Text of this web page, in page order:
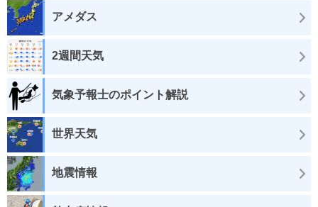
アメダス
2週間天気
気象予報士のポイント解説
世界天気
地震情報